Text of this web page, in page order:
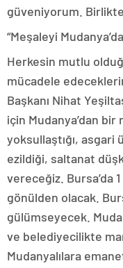
güveniyorum. Birlikte
“Meşaleyi
Herkesin mutlu
mücadele
Başkanı Nihat
için Mudanya’dan
yoksullaştığı,
ezildiği, saltanat
vereceğiz. Bursa’da
gönülden olacak.
gülümseyecek.
ve belediyecilikte
Mudanyalılara